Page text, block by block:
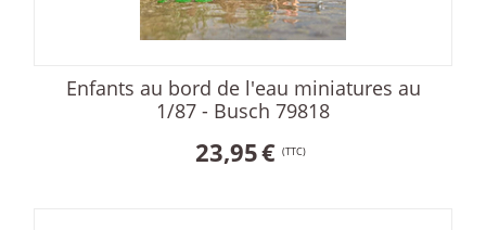
Enfants au bord de l'eau miniatures au
1/87 - Busch 79818
23,95€ (TTC)